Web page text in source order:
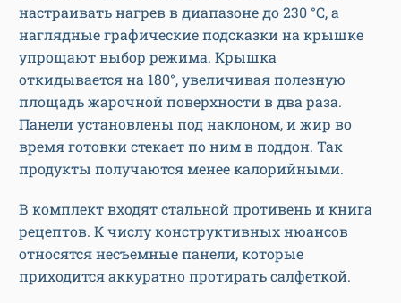
настраивать нагрев в диапазоне до 230 °C, а
наглядные графические подсказки на крышке
упрощают выбор режима. Крышка
откидывается на 180°, увеличивая полезную
площадь жарочной поверхности в два раза.
Панели установлены под наклоном, и жир во
время готовки стекает по ним в поддон. Так
продукты получаются менее калорийными.
В комплект входят стальной противень и книга
рецептов. К числу конструктивных нюансов
относятся несъемные панели, которые
приходится аккуратно протирать салфеткой.